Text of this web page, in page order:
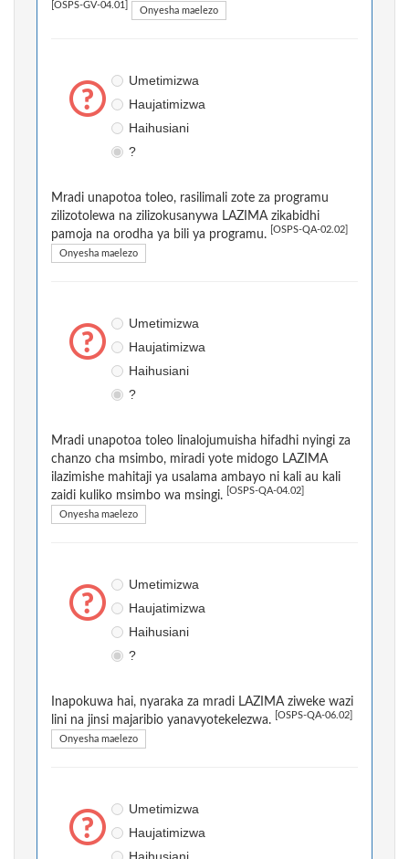
[OSPS-GV-04.01] Onyesha maelezo
Umetimizwa
Haujatimizwa
Haihusiani
?
Mradi unapotoa toleo, rasilimali zote za programu
zilizotolewa na zilizokusanywa LAZIMA zikabidhi
pamoja na orodha ya bili ya programu.
[OSPS-QA-02.02]
Onyesha maelezo
Umetimizwa
Haujatimizwa
Haihusiani
?
Mradi unapotoa toleo linalojumuisha hifadhi nyingi za
chanzo cha msimbo, miradi yote midogo LAZIMA
ilazimishe mahitaji ya usalama ambayo ni kali au kali
zaidi kuliko msimbo wa msingi.
[OSPS-QA-04.02]
Onyesha maelezo
Umetimizwa
Haujatimizwa
Haihusiani
?
Inapokuwa hai, nyaraka za mradi LAZIMA ziweke wazi
lini na jinsi majaribio yanavyotekelezwa.
[OSPS-QA-06.02]
Onyesha maelezo
Umetimizwa
Haujatimizwa
Haihusiani